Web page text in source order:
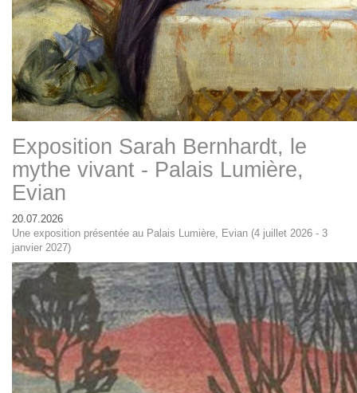
Exposition Sarah Bernhardt, le
mythe vivant - Palais Lumière,
Evian
20.07.2026
Une exposition présentée au Palais Lumière, Evian (4 juillet 2026 - 3
janvier 2027)